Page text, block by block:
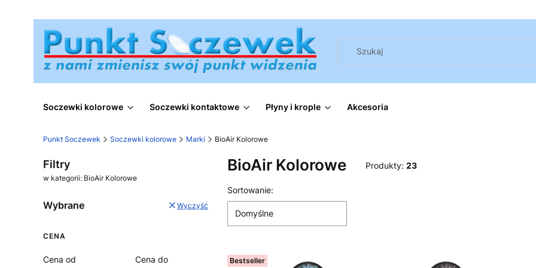
Soczewki kolorowe Soczewki kontaktowe Płyny i krople Akcesoria
Punkt Soczewek Soczewki kolorowe Marki BioAir Kolorowe
Filtry
w kategorii: BioAir Kolorowe
Wybrane Wyczyść
CENA
Cena od
Cena do
BioAir Kolorowe Produkty: 23
Lista produktów
Sortowanie:
Domyślne
Bestseller